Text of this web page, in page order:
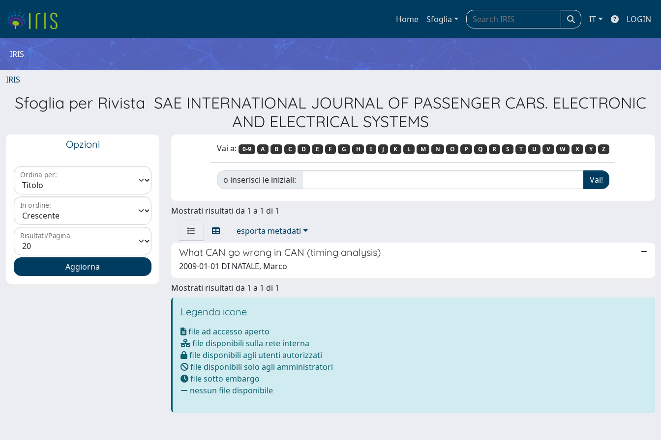
Home Sfoglia IT LOGIN
IRIS
IRIS
Sfoglia per Rivista SAE INTERNATIONAL JOURNAL OF PASSENGER CARS. ELECTRONIC
AND ELECTRICAL SYSTEMS
Opzioni
Ordina per:
In ordine:
Risultati/Pagina
Vai a: 0-9 A B C D E F G H I J K L M N O P Q R S T U V W X Y Z
o inserisci le iniziali:
Mostrati risultati da 1 a 1 di 1
esporta metadati
What CAN go wrong in CAN (timing analysis)
2009-01-01 DI NATALE, Marco
Mostrati risultati da 1 a 1 di 1
Legenda icone
file ad accesso aperto
file disponibili sulla rete interna
file disponibili agli utenti autorizzati
file disponibili solo agli amministratori
file sotto embargo
nessun file disponibile